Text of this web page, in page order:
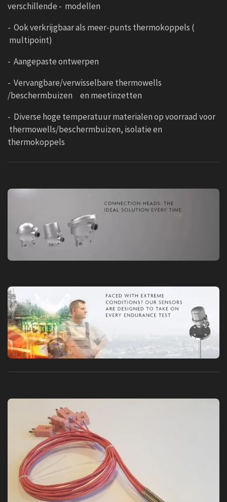
verschillende - modellen
- Ook verkrijgbaar als meer-punts thermokoppels (
multipoint)
- Aangepaste ontwerpen
- Vervangbare/verwisselbare thermowells
/beschermbuizen en meetinzetten
- Diverse hoge temperatuur materialen op voorraad voor
thermowells/beschermbuizen, isolatie en
thermokoppels